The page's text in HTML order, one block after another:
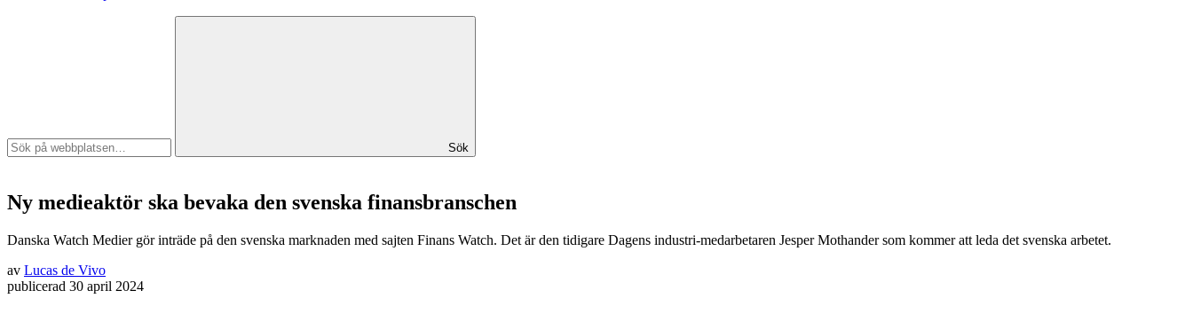
Sök
Ny medieaktör ska bevaka den svenska finansbranschen
Danska Watch Medier gör inträde på den svenska marknaden med sajten Finans Watch. Det är den tidigare Dagens industri-medarbetaren Jesper Mothander som kommer att leda det svenska arbetet.
av Lucas de Vivo
publicerad 30 april 2024